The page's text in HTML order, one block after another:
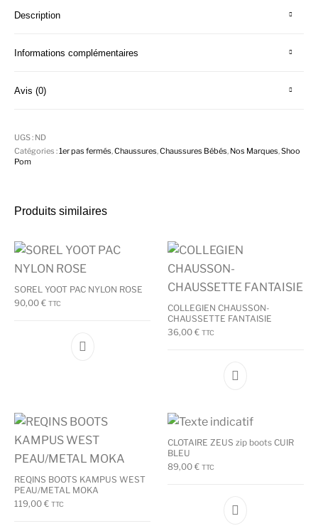
Description
Informations complémentaires
Avis (0)
UGS : ND
Catégories :1er pas fermés,Chaussures,Chaussures Bébés, Nos Marques,Shoo
Pom
Produits similaires
SOREL YOOT PAC NYLON ROSE
90,00€ TTC
Ce produit a plusieurs variations. Les
COLLEGIEN CHAUSSON-
CHAUSSETTE FANTAISIE
36,00 € TTC
Ce produit a
REQINS BOOTS KAMPUS WEST
PEAU/METAL MOKA
119,00€ TTC
CLOTAIRE ZEUS zip boots CUIR
BLEU
89,00 € TTC
Ce produit a